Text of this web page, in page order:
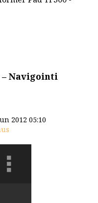
– Navigointi
2012 05:10